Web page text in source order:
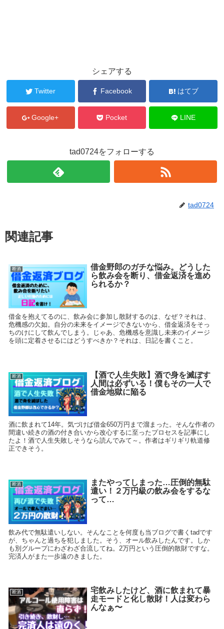
シェアする
Twitter Facebook はてブ
Google+ Pocket LINE
tad0724をフォローする
tad0724
関連記事
断酒
借金野郎のガチな悩み。どうした
ら飲み会を断り、借金返済を進め
られるか？
借金を抱えてるのに、飲み会に参加し散財するのは、なぜ？それは、
危機感の欠如。自分の未来をイメージできないから、借金返済をそっ
ちのけにして飲んでしまう。じゃあ、危機感を意識し未来のイメージ
を頭に定着させるにはどうすべきか？それは、日記を書くこと。
断酒
【酒で人生失敗】酒で身を滅ぼす
人間は必ずいる！僕もその一人で
借金地獄に陥る
酒に飲まれて14年。気づけば借金650万円まで溜まった。そんな作者の
間違い続きの酒の付き合いから改心するに至ったプロセスを記事にし
たよ！酒で人生失敗しそうなら読んでみて～。作者はギリギリ軌道修
正できそう。
断酒
またやってしまった…圧倒的無駄
遣い！２万円級の飲み会をするな
って…
飲み代で無駄遣いしない。そんなことを何度も当ブログで書くtadです
が、ちゃんと過ちを犯しました。そう、オール飲みしたんです。しか
も別グループにわざわざ合流してね。2万円という圧倒的散財ですな。
完済人がまた一歩遠のきました。
断酒
宅飲みしたけど、酒に飲まれて暴
走モードと化し散財！人は変わら
んなぁ〜